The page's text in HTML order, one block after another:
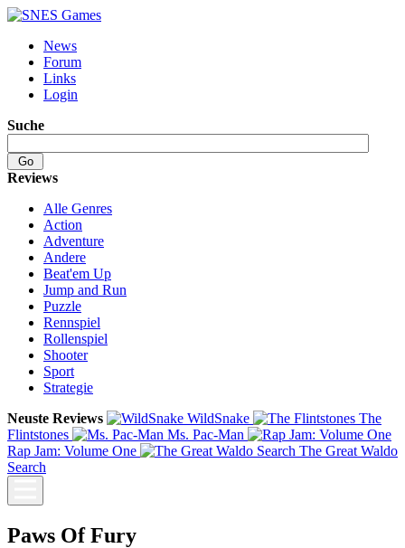
News
Forum
Links
Login
Suche
Reviews
Alle Genres
Action
Adventure
Andere
Beat'em Up
Jump and Run
Puzzle
Rennspiel
Rollenspiel
Shooter
Sport
Strategie
Neuste Reviews
WildSnake
The
Flintstones
Ms. Pac-Man
Rap Jam: Volume One
The Great Waldo
Search
Paws Of Fury